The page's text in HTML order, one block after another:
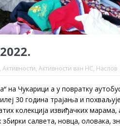
Активности Активности ван НС Наслов
на Чукарици а у повратку
30 година трајања и
колекција извиђачких
салвета, новца, оловака,